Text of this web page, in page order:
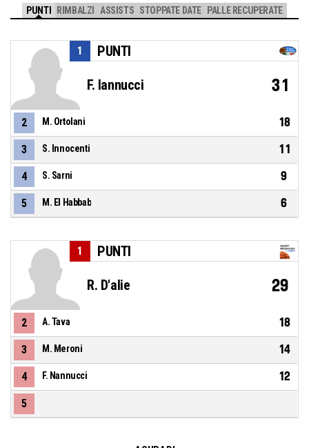
PUNTI RIMBALZI ASSISTS STOPPATE DATE PALLE RECUPERATE
PUNTI
1
F. Iannucci 31
2 M. Ortolani 18
3 S. Innocenti 11
4 S. Sarni 9
5 M. El Habbab 6
PUNTI
1
R. D'alie 29
2 A. Tava 18
3 M. Meroni 14
4 F. Nannucci 12
5